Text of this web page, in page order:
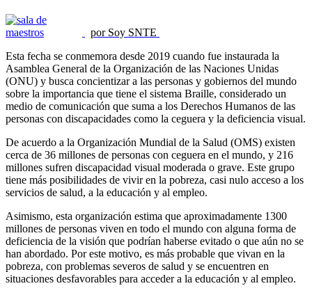
por Soy SNTE
Esta fecha se conmemora desde 2019 cuando fue instaurada la
Asamblea General de la Organización de las Naciones Unidas
(ONU) y busca concientizar a las personas y gobiernos del mundo
sobre la importancia que tiene el sistema Braille, considerado un
medio de comunicación que suma a los Derechos Humanos de las
personas con discapacidades como la ceguera y la deficiencia visual.
De acuerdo a la Organización Mundial de la Salud (OMS) existen
cerca de 36 millones de personas con ceguera en el mundo, y 216
millones sufren discapacidad visual moderada o grave. Este grupo
tiene más posibilidades de vivir en la pobreza, casi nulo acceso a los
servicios de salud, a la educación y al empleo.
Asimismo, esta organización estima que aproximadamente 1300
millones de personas viven en todo el mundo con alguna forma de
deficiencia de la visión que podrían haberse evitado o que aún no se
han abordado. Por este motivo, es más probable que vivan en la
pobreza, con problemas severos de salud y se encuentren en
situaciones desfavorables para acceder a la educación y al empleo.